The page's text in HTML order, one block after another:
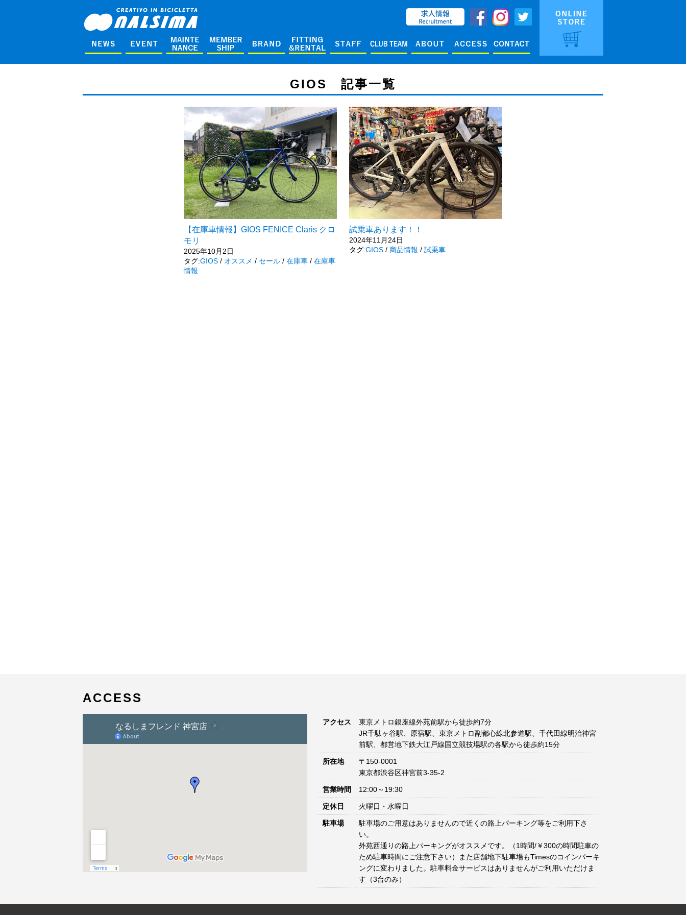
GIOS 記事一覧
【在庫車情報】GIOS FENICE Claris クロ
モリ
2025年10月2日
タグ:GIOS / オススメ / セール / 在庫車 / 在庫車
情報
試乗車あります！！
2024年11月24日
タグ:GIOS / 商品情報 / 試乗車
ACCESS
アクセス
東京メトロ銀座線外苑前駅から徒歩約7分
JR千駄ヶ谷駅、原宿駅、東京メトロ副都心線北参道駅、千代田線明治神宮
前駅、都営地下鉄大江戸線国立競技場駅の各駅から徒歩約15分
所在地
〒150-0001
東京都渋谷区神宮前3-35-2
営業時間 12:00～19:30
定休日 火曜日・水曜日
駐車場
駐車場のご用意はありませんので近くの路上パーキング等をご利用下さ
い。
外苑西通りの路上パーキングがオススメです。（1時間/￥300の時間駐車の
ため駐車時間にご注意下さい）また店舗地下駐車場もTimesのコインパーキ
ングに変わりました。駐車料金サービスはありませんがご利用いただけま
す（3台のみ）